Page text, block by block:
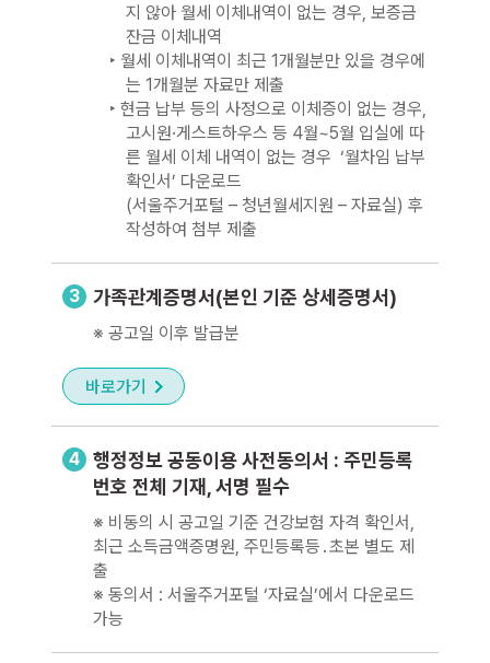
지 않아 월세 이체내역이 없는 경우, 보증금
잔금 이체내역
‣ 월세 이체내역이 최근 1개월분만 있을 경우에
는 1개월분 자료만 제출
‣ 현금 납부 등의 사정으로 이체증이 없는 경우,
고시원·게스트하우스 등 4월~5월 입실에 따
른 월세 이체 내역이 없는 경우 ‘월차임 납부
확인서’ 다운로드
(서울주거포털 – 청년월세지원 – 자료실) 후
작성하여 첨부 제출
3 가족관계증명서(본인 기준 상세증명서)
※ 공고일 이후 발급분
바로가기
4
행정정보 공동이용 사전동의서 : 주민등록
번호 전체 기재, 서명 필수
※ 비동의 시 공고일 기준 건강보험 자격 확인서,
최근 소득금액증명원, 주민등록등․초본 별도 제
출
※ 동의서 : 서울주거포털 ‘자료실’에서 다운로드
가능